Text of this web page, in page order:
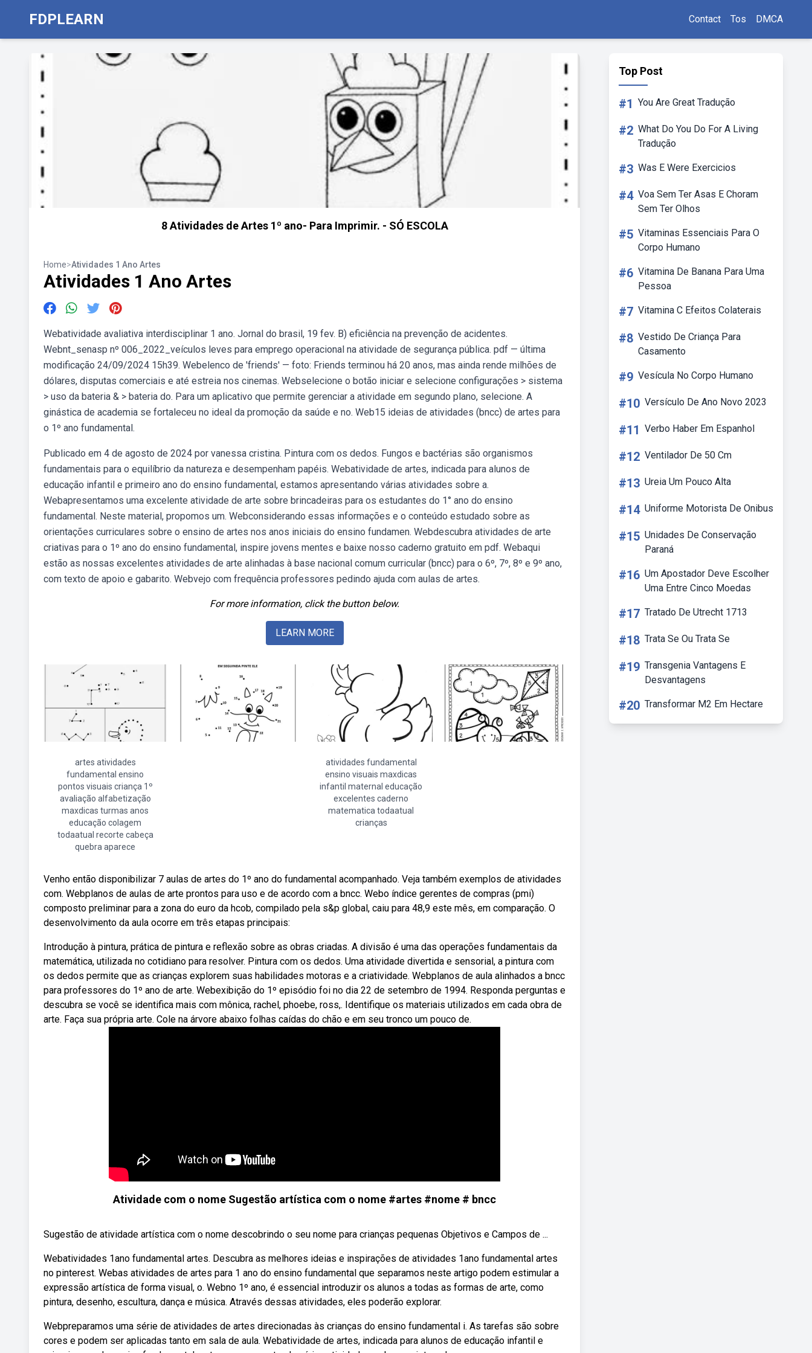
FDPLEARN Contact Tos DMCA
8 Atividades de Artes 1º ano- Para Imprimir. - SÓ ESCOLA
Home>Atividades 1 Ano Artes
Atividades 1 Ano Artes
Webatividade avaliativa interdisciplinar 1 ano. Jornal do brasil, 19 fev. B) eficiência na prevenção de acidentes.
Webnt_senasp nº 006_2022_veículos leves para emprego operacional na atividade de segurança pública. pdf — última
modificação 24/09/2024 15h39. Webelenco de 'friends' — foto: Friends terminou há 20 anos, mas ainda rende milhões de
dólares, disputas comerciais e até estreia nos cinemas. Webselecione o botão iniciar e selecione configurações > sistema
> uso da bateria & > bateria do. Para um aplicativo que permite gerenciar a atividade em segundo plano, selecione. A
ginástica de academia se fortaleceu no ideal da promoção da saúde e no. Web15 ideias de atividades (bncc) de artes para
o 1º ano fundamental.
Publicado em 4 de agosto de 2024 por vanessa cristina. Pintura com os dedos. Fungos e bactérias são organismos
fundamentais para o equilíbrio da natureza e desempenham papéis. Webatividade de artes, indicada para alunos de
educação infantil e primeiro ano do ensino fundamental, estamos apresentando várias atividades sobre a.
Webapresentamos uma excelente atividade de arte sobre brincadeiras para os estudantes do 1° ano do ensino
fundamental. Neste material, propomos um. Webconsiderando essas informações e o conteúdo estudado sobre as
orientações curriculares sobre o ensino de artes nos anos iniciais do ensino fundamen. Webdescubra atividades de arte
criativas para o 1º ano do ensino fundamental, inspire jovens mentes e baixe nosso caderno gratuito em pdf. Webaqui
estão as nossas excelentes atividades de arte alinhadas à base nacional comum curricular (bncc) para o 6º, 7º, 8º e 9º ano,
com texto de apoio e gabarito. Webvejo com frequência professores pedindo ajuda com aulas de artes.
For more information, click the button below.
LEARN MORE
artes atividades
fundamental ensino
pontos visuais criança 1º
avaliação alfabetização
maxdicas turmas anos
educação colagem
todaatual recorte cabeça
quebra aparece
atividades fundamental
ensino visuais maxdicas
infantil maternal educação
excelentes caderno
matematica todaatual
crianças
Venho então disponibilizar 7 aulas de artes do 1º ano do fundamental acompanhado. Veja também exemplos de atividades
com. Webplanos de aulas de arte prontos para uso e de acordo com a bncc. Webo índice gerentes de compras (pmi)
composto preliminar para a zona do euro da hcob, compilado pela s&p global, caiu para 48,9 este mês, em comparação. O
desenvolvimento da aula ocorre em três etapas principais:
Introdução à pintura, prática de pintura e reflexão sobre as obras criadas. A divisão é uma das operações fundamentais da
matemática, utilizada no cotidiano para resolver. Pintura com os dedos. Uma atividade divertida e sensorial, a pintura com
os dedos permite que as crianças explorem suas habilidades motoras e a criatividade. Webplanos de aula alinhados a bncc
para professores do 1º ano de arte. Webexibição do 1º episódio foi no dia 22 de setembro de 1994. Responda perguntas e
descubra se você se identifica mais com mônica, rachel, phoebe, ross,. Identifique os materiais utilizados em cada obra de
arte. Faça sua própria arte. Cole na árvore abaixo folhas caídas do chão e em seu tronco um pouco de.
Atividade com o nome Sugestão artística com o nome #artes #nome # bncc
Sugestão de atividade artística com o nome descobrindo o seu nome para crianças pequenas Objetivos e Campos de ...
Webatividades 1ano fundamental artes. Descubra as melhores ideias e inspirações de atividades 1ano fundamental artes
no pinterest. Webas atividades de artes para 1 ano do ensino fundamental que separamos neste artigo podem estimular a
expressão artística de forma visual, o. Webno 1º ano, é essencial introduzir os alunos a todas as formas de arte, como
pintura, desenho, escultura, dança e música. Através dessas atividades, eles poderão explorar.
Webpreparamos uma série de atividades de artes direcionadas às crianças do ensino fundamental i. As tarefas são sobre
cores e podem ser aplicadas tanto em sala de aula. Webatividade de artes, indicada para alunos de educação infantil e
Top Post
#1 You Are Great Tradução
#2 What Do You Do For A Living
Tradução
#3 Was E Were Exercicios
#4 Voa Sem Ter Asas E Choram
Sem Ter Olhos
#5 Vitaminas Essenciais Para O
Corpo Humano
#6 Vitamina De Banana Para Uma
Pessoa
#7 Vitamina C Efeitos Colaterais
#8 Vestido De Criança Para
Casamento
#9 Vesícula No Corpo Humano
#10 Versículo De Ano Novo 2023
#11 Verbo Haber Em Espanhol
#12 Ventilador De 50 Cm
#13 Ureia Um Pouco Alta
#14 Uniforme Motorista De Onibus
#15 Unidades De Conservação
Paraná
#16 Um Apostador Deve Escolher
Uma Entre Cinco Moedas
#17 Tratado De Utrecht 1713
#18 Trata Se Ou Trata Se
#19 Transgenia Vantagens E
Desvantagens
#20 Transformar M2 Em Hectare